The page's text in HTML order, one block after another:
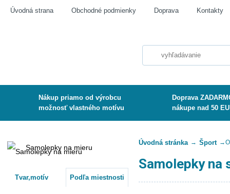
Úvodná strana Obchodné podmienky Doprava Kontakty
Nákup priamo od výrobcu
možnosť vlastného motívu
Doprava
nákupe nad 50
Úvodná stránka → Šport →
Samolepky na
Samolepky na mieru
Tvar,motív Podľa miestnosti